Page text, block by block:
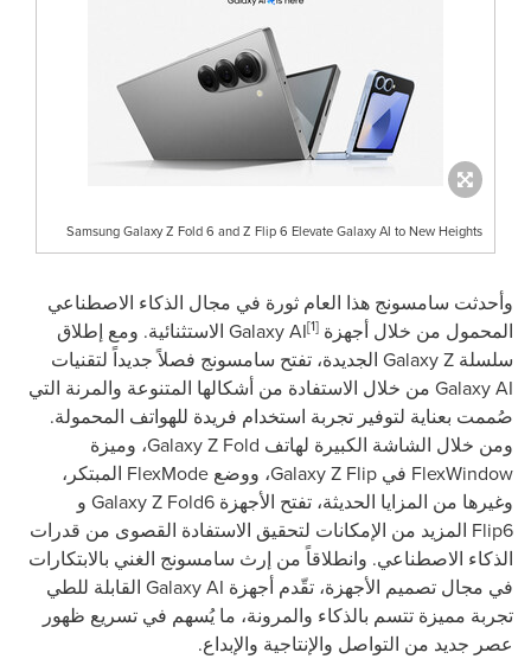
Samsung Galaxy Z Fold 6 and Z Flip 6 Elevate Galaxy AI to New Heights
وأحدثت سامسونج هذا العام ثورة في مجال الذكاء الاصطناعي
المحمول من خلال أجهزة
Galaxy AI[1]
الاستثنائية. ومع إطلاق
سلسلة Galaxy Z الجديدة، تفتح سامسونج فصلاً جديداً لتقنيات
Galaxy AI من خلال الاستفادة من أشكالها المتنوعة والمرنة التي
صُممت بعناية لتوفير تجربة استخدام فريدة للهواتف المحمولة.
ومن خلال الشاشة الكبيرة لهاتف Galaxy Z Fold، وميزة
FlexWindow في Galaxy Z Flip، ووضع FlexMode المبتكر،
وغيرها من المزايا الحديثة، تفتح الأجهزة Galaxy Z Fold6 و
Flip6 المزيد من الإمكانات لتحقيق الاستفادة القصوى من قدرات
الذكاء الاصطناعي. وانطلاقاً من إرث سامسونج الغني بالابتكارات
في مجال تصميم الأجهزة، تقّدم أجهزة Galaxy AI القابلة للطي
تجربة مميزة تتسم بالذكاء والمرونة، ما يُسهم في تسريع ظهور
عصر جديد من التواصل والإنتاجية والإبداع.